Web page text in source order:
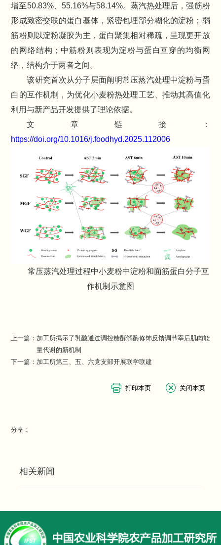
增至50.83%、55.16%与58.14%。蒸汽热处理后，强筋粉
形成致密交联的蛋白基体，紧密包埋部分糊化的淀粉；弱
筋粉则以淀粉凝胶为主，蛋白聚集相对稀疏，呈现更开放
的网络结构；中筋粉则表现为淀粉与蛋白互穿的均衡网
络，结构介于两者之间。
该研究首次从分子层面阐明常压蒸汽处理中淀粉与蛋
白的互作机制，为优化小麦粉热处理工艺、推动其高值化
利用与新产品开发提供了理论依据。
文章链接：
https://doi.org/10.1016/j.foodhyd.2025.112006
常压蒸汽处理过程中小麦粉中淀粉和面筋蛋白分子互
作机制示意图
上一篇： 加工所揭示了乳酸通过调控糖酵解酶修饰反馈调节宰后肌肉能
量代谢的新机制
下一篇： 加工所第三、五、六党支部开展联学联建
分享：
相关新闻